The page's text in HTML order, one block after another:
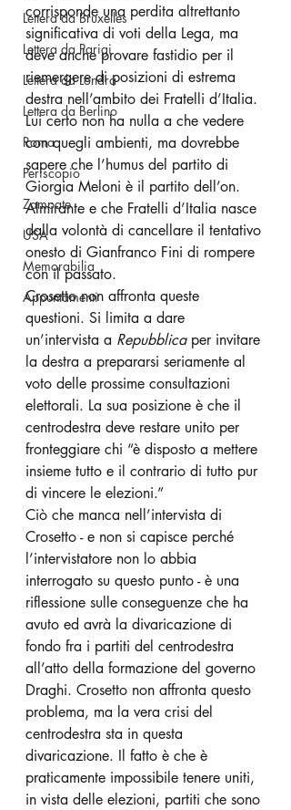
Lettera da Bruxelles
Lettera da Parigi
Lettera da Londra
Lettera da Berlino
Roma
Periscopio
Zampate
USA
Memorabilia
Appuntamenti
corrisponde una perdita altrettanto
significativa di voti della Lega, ma
deve anche provare fastidio per il
riemergere di posizioni di estrema
destra nell’ambito dei Fratelli d’Italia.
Lui certo non ha nulla a che vedere
con quegli ambienti, ma dovrebbe
sapere che l’humus del partito di
Giorgia Meloni è il partito dell’on.
Almirante e che Fratelli d’Italia nasce
dalla volontà di cancellare il tentativo
onesto di Gianfranco Fini di rompere
con il passato.
Crosetto non affronta queste
questioni. Si limita a dare
un’intervista a Repubblica per invitare
la destra a prepararsi seriamente al
voto delle prossime consultazioni
elettorali. La sua posizione è che il
centrodestra deve restare unito per
fronteggiare chi “è disposto a mettere
insieme tutto e il contrario di tutto pur
di vincere le elezioni.”
Ciò che manca nell’intervista di
Crosetto - e non si capisce perché
l’intervistatore non lo abbia
interrogato su questo punto - è una
riflessione sulle conseguenze che ha
avuto ed avrà la divaricazione di
fondo fra i partiti del centrodestra
all’atto della formazione del governo
Draghi. Crosetto non affronta questo
problema, ma la vera crisi del
centrodestra sta in questa
divaricazione. Il fatto è che è
praticamente impossibile tenere uniti,
in vista delle elezioni, partiti che sono